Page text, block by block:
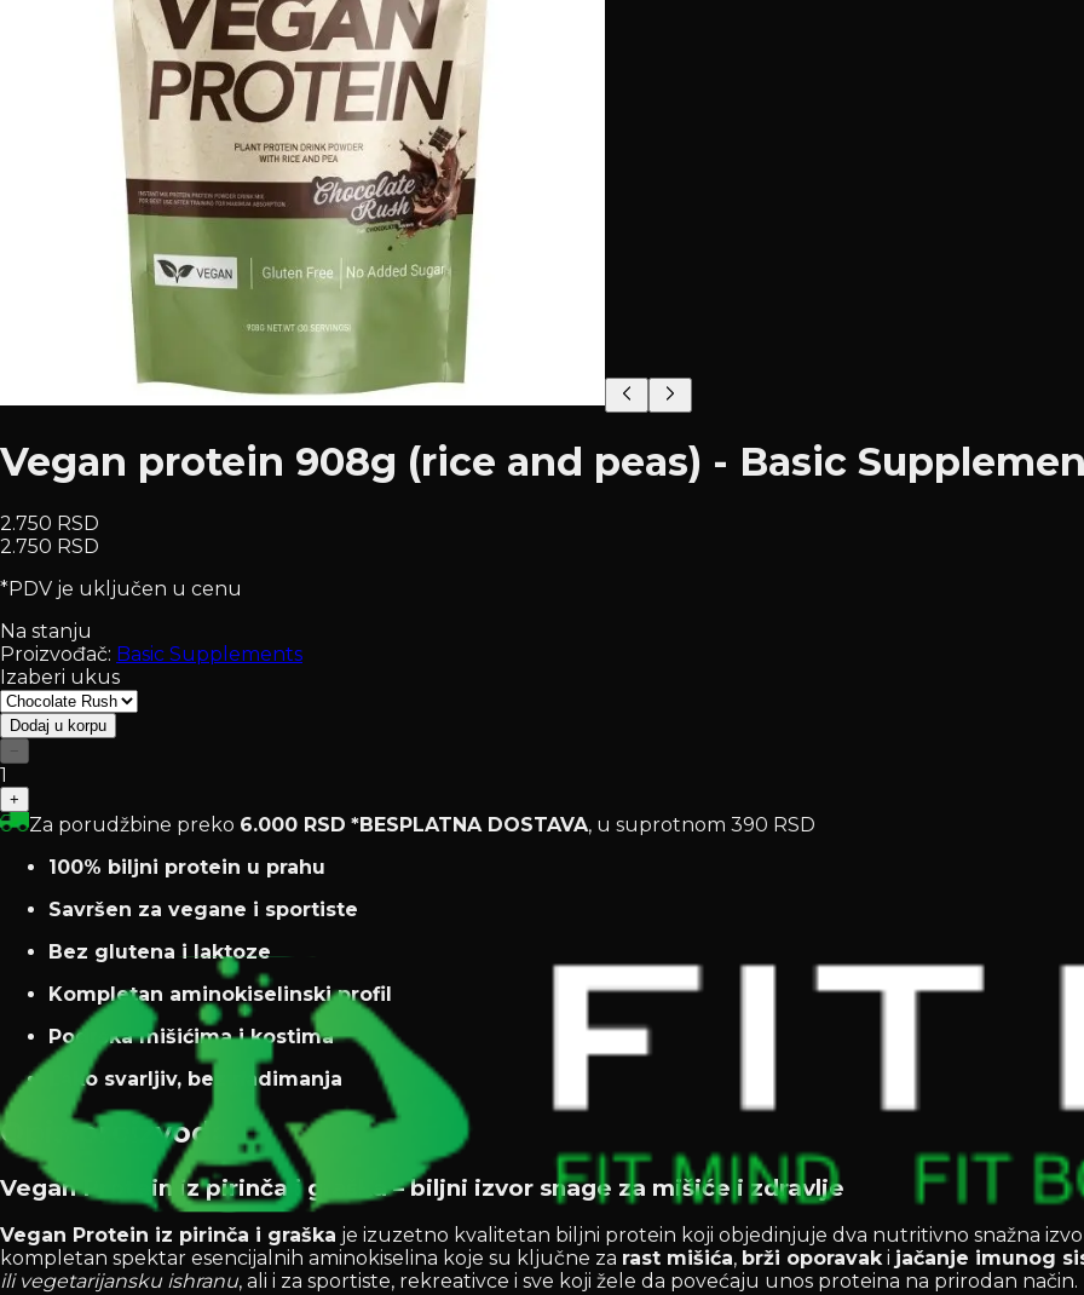
Vegan protein 908g (rice and peas) - Basic
2.750 RSD
2.750 RSD
*PDV je uključen u cenu
Na stanju
Proizvođač: Basic Supplements
Izaberi ukus
Dodaj u korpu
−
1
+
Za porudžbine preko 6.000 RSD *BESPLATNA DOSTAVA, u suprotnom 390 RSD
100% biljni protein u prahu
Savršen za vegane i sportiste
Bez glutena i laktoze
Kompletan aminokiselinski profil
Podrška mišićima i kostima
Lako svarljiv, bez nadimanja
Opis proizvoda
Vegan Protein iz pirinča i graška – biljni izvor snage za mišiće i zdravlje
Vegan Protein iz pirinča i graška je izuzetno kvalitetan biljni protein koji objedinjuje dva nutritivno snažna
kompletan spektar esencijalnih aminokiselina koje su ključne za rast mišića, brži oporavaki jačanje imunog
ili vegetarijansku ishranu, ali i za sportiste, rekreativce i sve koji žele da povećaju unos proteina na prirodan način.